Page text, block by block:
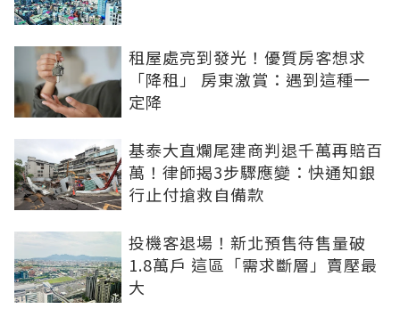
租屋處亮到發光！優質房客想求
「降租」 房東激賞：遇到這種一
定降
基泰大直爛尾建商判退千萬再賠百
萬！律師揭3步驟應變：快通知銀
行止付搶救自備款
投機客退場！新北預售待售量破
1.8萬戶 這區「需求斷層」賣壓最
大